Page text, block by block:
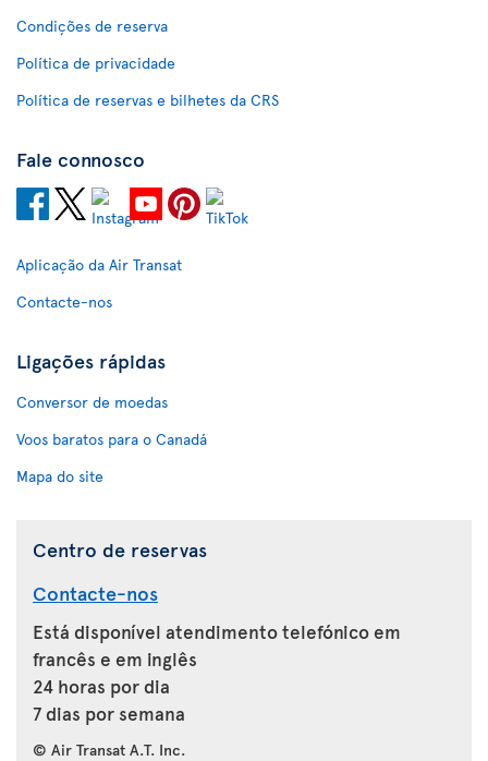
Condições de reserva
Política de privacidade
Política de reservas e bilhetes da CRS
Fale connosco
Aplicação da Air Transat
Contacte-nos
Ligações rápidas
Conversor de moedas
Voos baratos para o Canadá
Mapa do site
Centro de reservas
Contacte-nos
Está disponível atendimento telefónico em
francês e em inglês
24 horas por dia
7 dias por semana
© Air Transat A.T. Inc.